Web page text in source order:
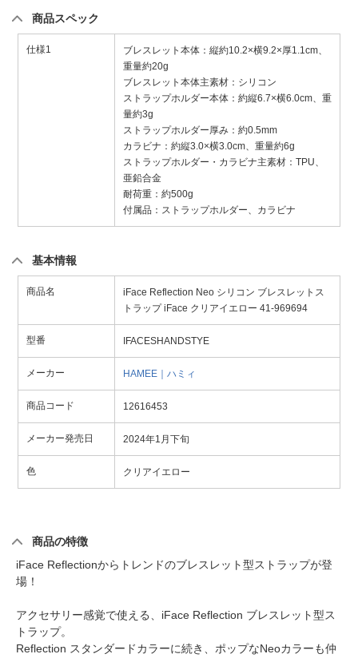
商品スペック
仕様1
ブレスレット本体：縦約10.2×横9.2×厚1.1cm、
重量約20g
ブレスレット本体主素材：シリコン
ストラップホルダー本体：約縦6.7×横6.0cm、重
量約3g
ストラップホルダー厚み：約0.5mm
カラビナ：約縦3.0×横3.0cm、重量約6g
ストラップホルダー・カラビナ主素材：TPU、
亜鉛合金
耐荷重：約500g
付属品：ストラップホルダー、カラビナ
基本情報
商品名
iFace Reflection Neo シリコン ブレスレットス
トラップ iFace クリアイエロー 41-969694
型番 IFACESHANDSTYE
メーカー HAMEE｜ハミィ
商品コード 12616453
メーカー発売日 2024年1月下旬
色 クリアイエロー
商品の特徴
iFace Reflectionからトレンドのブレスレット型ストラップが登
場！
アクセサリー感覚で使える、iFace Reflection ブレスレット型ス
トラップ。
Reflection スタンダードカラーに続き、ポップなNeoカラーも仲